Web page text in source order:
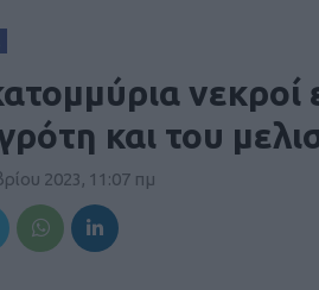
νεκροί
και του
2023, 11:07 πμ